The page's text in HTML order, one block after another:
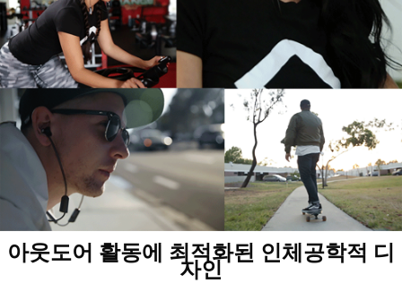
아웃도어 활동에 최적화된 인체공학적 디
자인